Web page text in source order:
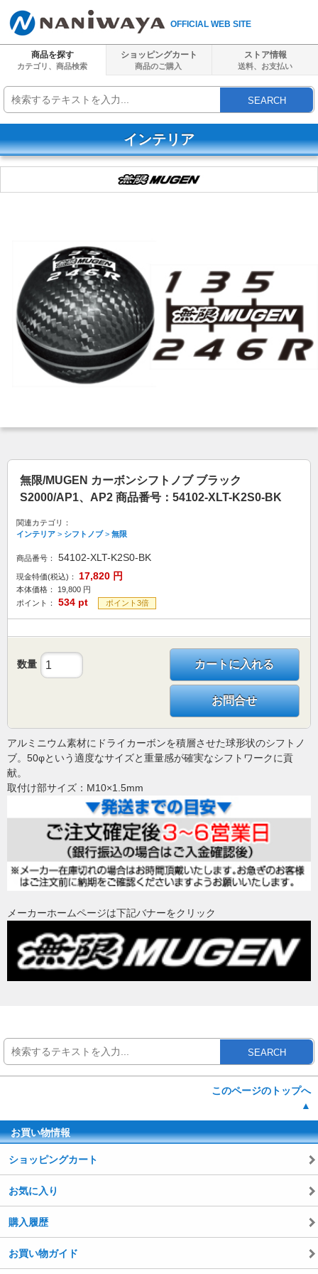
OFFICIAL WEB SITE
商品を探す
カテゴリ、商品検索
ショッピングカート
商品のご購入
ストア情報
送料、 お支払い
SEARCH
インテリア
無限/MUGEN カーボンシフトノブ ブラック
S2000/AP1、AP2 商品番号：54102-XLT-K2S0-BK
関連カテゴリ：
インテリア > シフトノブ > 無限
商品番号： 54102-XLT-K2S0-BK
現金特価(税込)： 17,820 円
本体価格： 19,800 円
ポイント：
534 pt ポイント3倍
数量 カートに入れる
お問合せ
アルミニウム素材にドライカーボンを積層させた球形状のシフトノ
ブ。50φという適度なサイズと重量感が確実なシフトワークに貢
献。
取付け部サイズ：M10×1.5mm
メーカーホームページは下記バナーをクリック
SEARCH
このページのトップへ
▲
お買い物情報
ショッピングカート
お気に入り
購入履歴
お買い物ガイド